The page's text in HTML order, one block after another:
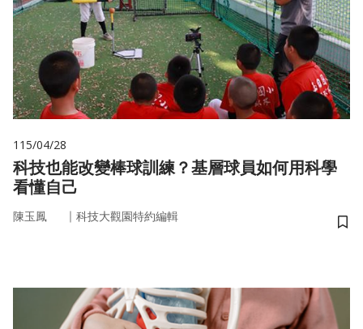
115/04/28
科技也能改變棒球訓練？基層球員如何用科學
看懂自己
陳玉鳳 ｜ 科技大觀園特約編輯
儲